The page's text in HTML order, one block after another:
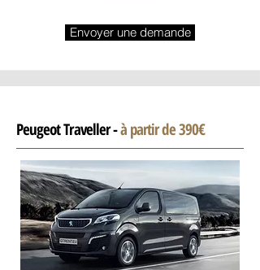
Envoyer une demande
Peugeot Traveller -à partir de 390€